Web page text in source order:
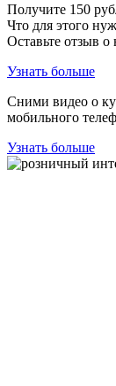
Получите 150
Что для этого
Оставьте отзыв
Узнать больше
Сними видео о
мобильного
Узнать больше